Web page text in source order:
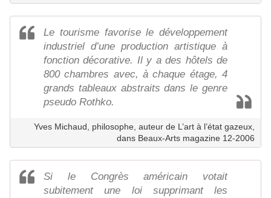
Le tourisme favorise le développement
industriel d’une production artistique à
fonction décorative. Il y a des hôtels de
800 chambres avec, à chaque étage, 4
grands tableaux abstraits dans le genre
pseudo Rothko.
Yves Michaud, philosophe, auteur de L’art à l’état gazeux,
dans Beaux-Arts magazine 12-2006
Si le Congrès américain votait
subitement une loi supprimant les